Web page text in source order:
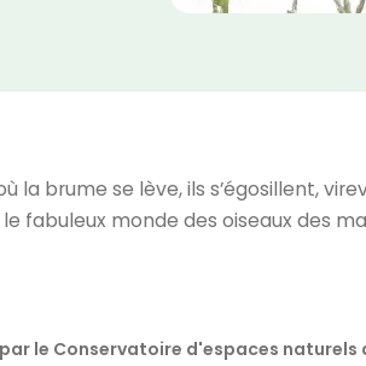
la brume se lève, ils s’égosillent,
fabuleux monde des oiseaux des
le Conservatoire d'espaces naturels